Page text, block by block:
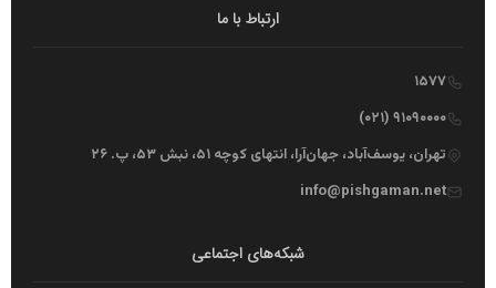
ارتباط با ما
۱۵۷۷
۹۱۰۹۰۰۰۰ (۰۲۱)
تهران، یوسف‌آباد، جهان‌آرا، انتهای کوچه ۵۱، نبش ۵۳، پ. ۲۶
info@pishgaman.net
شبکه‌های اجتماعی